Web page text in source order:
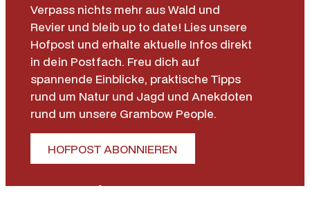
Verpass nichts mehr aus Wald und
Revier und bleib up to date! Lies unsere
Hofpost und erhalte aktuelle Infos direkt
in dein Postfach. Freu dich auf
spannende Einblicke, praktische Tipps
rund um Natur und Jagd und Anekdoten
rund um unsere Grambow People.
HOFPOST ABONNIEREN
Unternehmen